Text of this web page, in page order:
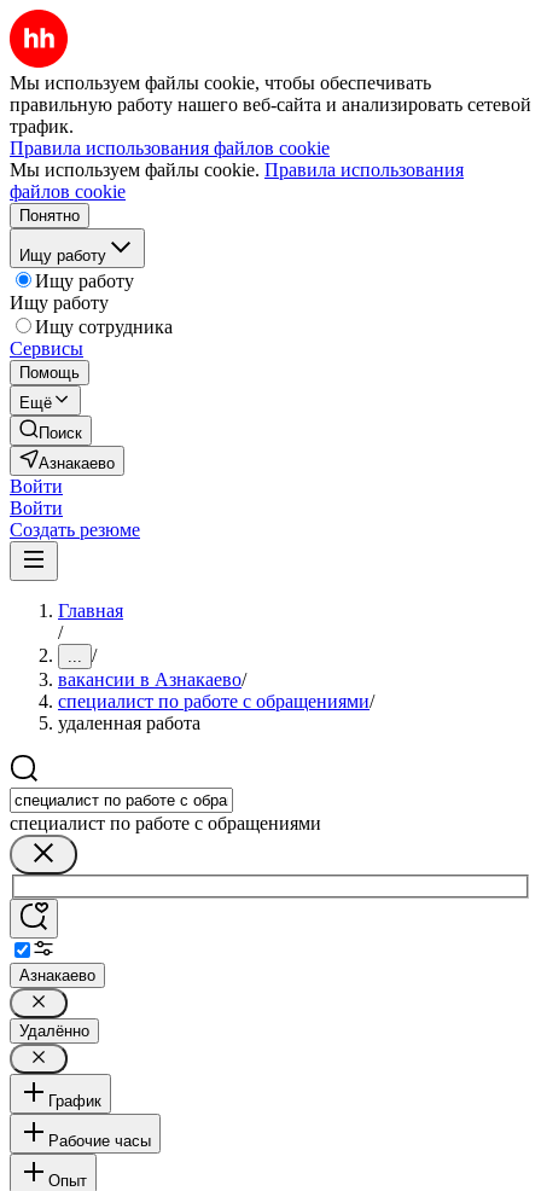
Мы используем файлы cookie, чтобы обеспечивать
правильную работу нашего веб-сайта и анализировать сетевой
трафик.
Правила использования файлов cookie
Мы используем файлы cookie. Правила использования
файлов cookie
Понятно
Ищу работу
Ищу работу
Ищу работу
Ищу сотрудника
Сервисы
Помощь
Ещё
Поиск
Азнакаево
Войти
Войти
Создать резюме
Главная
/
... /
вакансии в Азнакаево/
специалист по работе с обращениями/
удаленная работа
специалист по работе с обращениями
Азнакаево
Удалённо
График
Рабочие часы
Опыт